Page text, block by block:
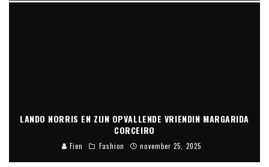
LANDO NORRIS EN ZIJN OPVALLENDE VRIENDIN MARGARIDA
CORCEIRO
Fien Fashion november 25, 2025